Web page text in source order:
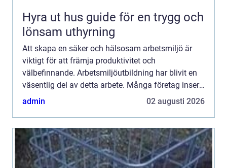
Hyra ut hus guide för en trygg och
lönsam uthyrning
Att skapa en säker och hälsosam arbetsmiljö är
viktigt för att främja produktivitet och
välbefinnande. Arbetsmiljöutbildning har blivit en
väsentlig del av detta arbete. Många företag inser
att ...
admin 02 augusti 2026